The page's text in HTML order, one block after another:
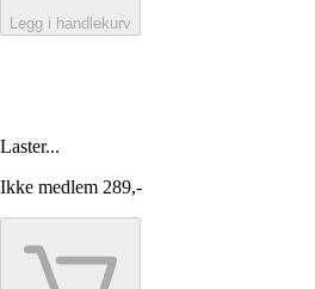
Legg i handlekurv
Laster...
Ikke medlem 289,-